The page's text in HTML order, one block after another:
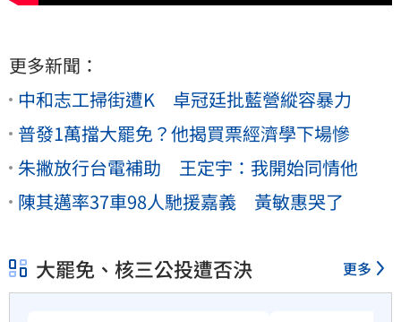
更多新聞：
中和志工掃街遭K 卓冠廷批藍營縱容暴力
普發1萬擋大罷免？他揭買票經濟學下場慘
朱撇放行台電補助 王定宇：我開始同情他
陳其邁率37車98人馳援嘉義 黃敏惠哭了
大罷免、核三公投遭否決 更多